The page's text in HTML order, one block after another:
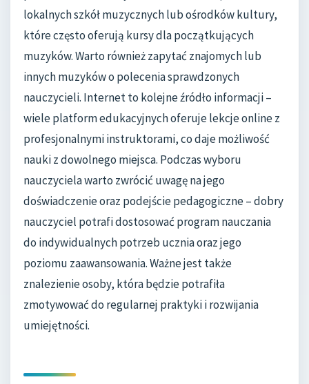
lokalnych szkół muzycznych lub ośrodków kultury,
które często oferują kursy dla początkujących
muzyków. Warto również zapytać znajomych lub
innych muzyków o polecenia sprawdzonych
nauczycieli. Internet to kolejne źródło informacji –
wiele platform edukacyjnych oferuje lekcje online z
profesjonalnymi instruktorami, co daje możliwość
nauki z dowolnego miejsca. Podczas wyboru
nauczyciela warto zwrócić uwagę na jego
doświadczenie oraz podejście pedagogiczne – dobry
nauczyciel potrafi dostosować program nauczania
do indywidualnych potrzeb ucznia oraz jego
poziomu zaawansowania. Ważne jest także
znalezienie osoby, która będzie potrafiła
zmotywować do regularnej praktyki i rozwijania
umiejętności.